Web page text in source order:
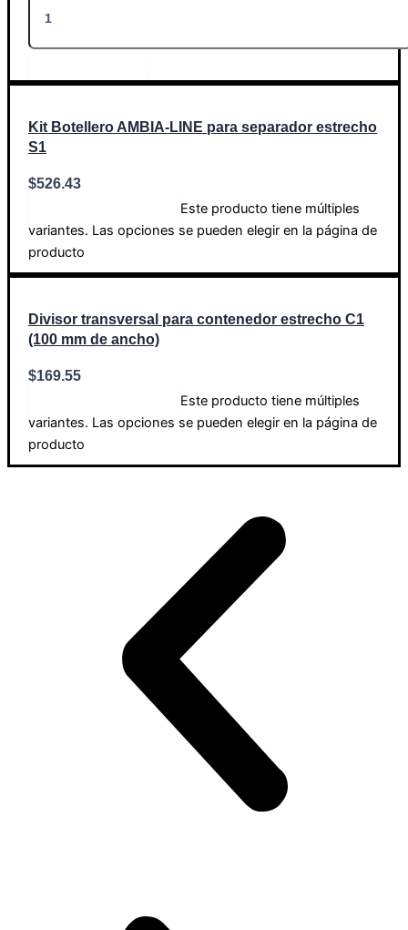
Kit Botellero AMBIA-LINE para separador estrecho
S1
$526.43
Este producto tiene múltiples
variantes. Las opciones se pueden elegir en la página de
producto
Divisor transversal para contenedor estrecho C1
(100 mm de ancho)
$169.55
Este producto tiene múltiples
variantes. Las opciones se pueden elegir en la página de
producto